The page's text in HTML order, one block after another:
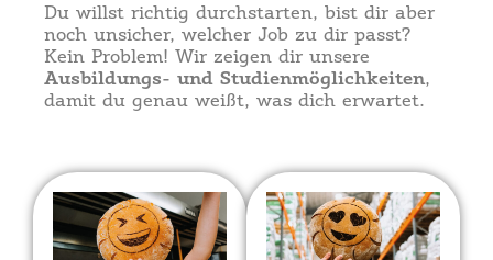
Du willst richtig durchstarten, bist dir aber
noch unsicher, welcher Job zu dir passt?
Kein Problem! Wir zeigen dir unsere
Ausbildungs- und Studienmöglichkeiten,
damit du genau weißt, was dich erwartet.